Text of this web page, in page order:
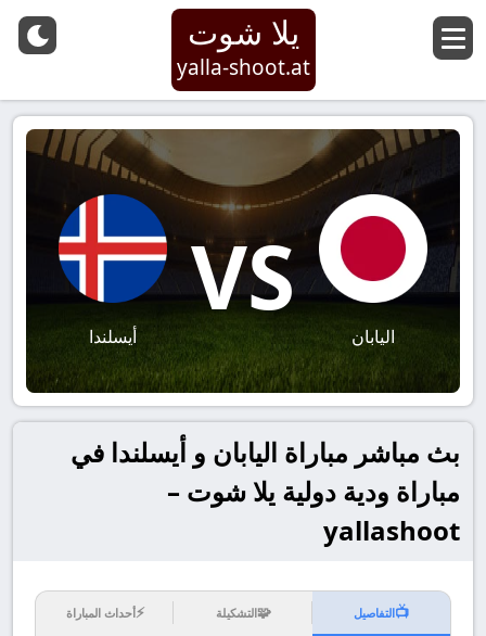
يلا شوت
yalla-shoot.at
اليابان
VS
أيسلندا
بث مباشر مباراة اليابان و أيسلندا في
مباراة ودية دولية يلا شوت –
yallashoot
📺التفاصيل 🧩التشكيلة ⚡أحداث المباراة